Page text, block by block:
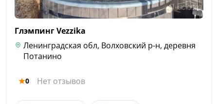
ГлэмпингVezzika
Ленинградская обл, Волховский р-н, деревня
Потанино
0 Нет отзывов